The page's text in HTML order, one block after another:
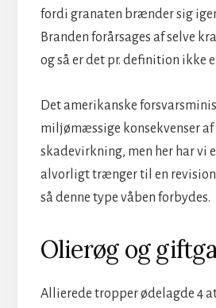
fordi granaten brænder sig
Branden forårsages af selve
og så er det pr. definition ikke
Det amerikanske
miljømæssige konsekvenser af
skadevirkning, men her har vi
alvorligt trænger til en
så denne type våben forbydes.
Olierøg og
Allierede tropper ødelagde 4